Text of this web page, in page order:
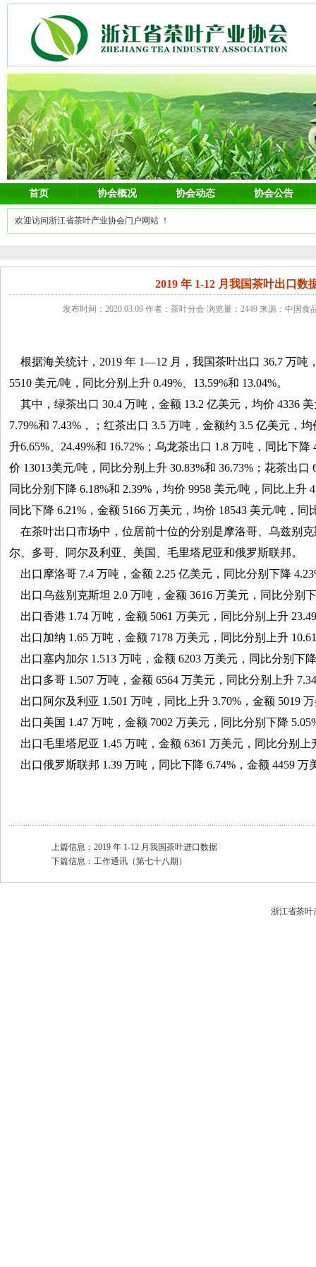
首页 协会概况 协会动态 协会公告
欢迎访问浙江省茶叶产业协会门户网站 ！
2019 年 1-12 月我国茶叶出口数
发布时间：2020.03.09 作者：茶叶分会 浏览量：2449 来源：中国食
根据海关统计，2019 年 1—12 月，我国茶叶出口 36.7 万吨
5510 美元/吨，同比分别上升 0.49%、13.59%和 13.04%。
其中，绿茶出口 30.4 万吨，金额 13.2 亿美元，均价 4336
7.79%和 7.43%，；红茶出口 3.5 万吨，金额约 3.5 亿美元，
升6.65%、24.49%和 16.72%；乌龙茶出口 1.8 万吨，同比下
价 13013美元/吨，同比分别上升 30.83%和 36.73%；花茶出口
同比分别下降 6.18%和 2.39%，均价 9958 美元/吨，同比上升
同比下降 6.21%，金额 5166 万美元，均价 18543 美元/吨，同
在茶叶出口市场中，位居前十位的分别是摩洛哥、乌兹别
尔、多哥、阿尔及利亚、美国、毛里塔尼亚和俄罗斯联邦。
出口摩洛哥 7.4 万吨，金额 2.25 亿美元，同比分别下降
出口乌兹别克斯坦 2.0 万吨，金额 3616 万美元，同比分别下
出口香港 1.74 万吨，金额 5061 万美元，同比分别上升
出口加纳 1.65 万吨，金额 7178 万美元，同比分别上升
出口塞内加尔 1.513 万吨，金额 6203 万美元，同比分别下降
出口多哥 1.507 万吨，金额 6564 万美元，同比分别上升
出口阿尔及利亚 1.501 万吨，同比上升 3.70%，金额 5019
出口美国 1.47 万吨，金额 7002 万美元，同比分别下降
出口毛里塔尼亚 1.45 万吨，金额 6361 万美元，同比分别上
出口俄罗斯联邦 1.39 万吨，同比下降 6.74%，金额 4459 万
上篇信息： 2019 年 1-12 月我国茶叶进口数据
下篇信息： 工作通讯（第七十八期）
浙江省茶